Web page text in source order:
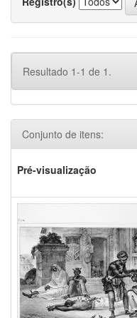
Resultado 1-1 de 1.
Conjunto de itens:
Pré-visualização